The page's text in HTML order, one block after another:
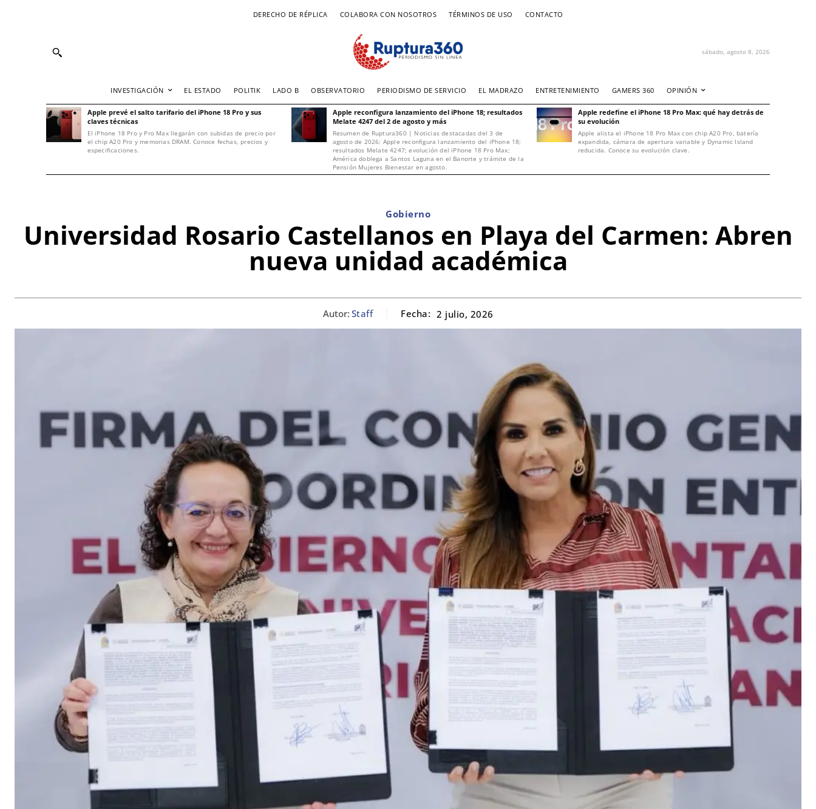
DERECHO DE RÉPLICA COLABORA CON NOSOTROS TÉRMINOS DE USO CONTACTO
sábado, agosto 8, 2026
INVESTIGACIÓN EL ESTADO POLITIK LADO B OBSERVATORIO PERIODISMO DE SERVICIO EL MADRAZO ENTRETENIMIENTO GAMERS 360 OPINIÓN
Apple prevé el salto tarifario del iPhone 18 Pro y sus
claves técnicas
El iPhone 18 Pro y Pro Max llegarán con subidas de precio por
el chip A20 Pro y memorias DRAM. Conoce fechas, precios y
especificaciones.
Apple reconfigura lanzamiento del iPhone 18; resultados
Melate 4247 del 2 de agosto y más
Resumen de Ruptura360 | Noticias destacadas del 3 de
agosto de 2026: Apple reconfigura lanzamiento del iPhone 18;
resultados Melate 4247; evolución del iPhone 18 Pro Max;
América doblega a Santos Laguna en el Banorte y trámite de la
Pensión Mujeres Bienestar en agosto.
Apple redefine el iPhone 18 Pro Max: qué hay detrás de
su evolución
Apple alista el iPhone 18 Pro Max con chip A20 Pro, batería
expandida, cámara de apertura variable y Dynamic Island
reducida. Conoce su evolución clave.
Gobierno
Universidad Rosario Castellanos en Playa del Carmen: Abren
nueva unidad académica
Autor: Staff Fecha: 2 julio, 2026